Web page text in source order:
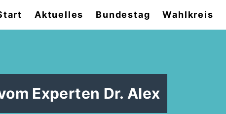
Aktuelles Bundestag Wahlkreis
Experten Dr. Alex